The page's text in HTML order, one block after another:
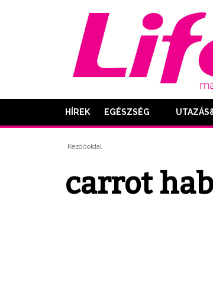
HÍREK EGÉSZSÉG
Kezdőoldal
carrot